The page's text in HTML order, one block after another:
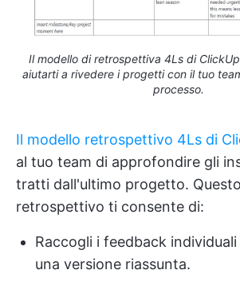
Il modello di retrospettiva 4Ls di
aiutarti a rivedere i progetti con il tuo
processo.
Il modello retrospettivo 4Ls di
al tuo team di approfondire gli
tratti dall'ultimo progetto.
retrospettivo ti consente di:
Raccogli i feedback
una versione riassunta.